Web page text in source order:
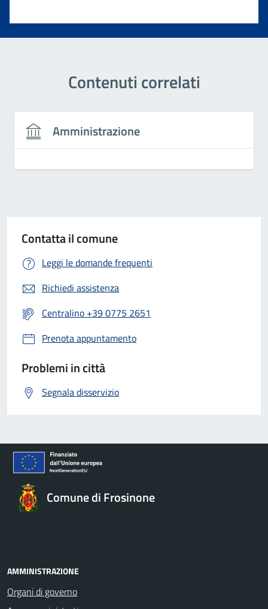
Contenuti correlati
Amministrazione
Contatta il comune
Leggi le domande frequenti
Richiedi assistenza
Centralino +39 0775 2651
Prenota appuntamento
Problemi in città
Segnala disservizio
Comune di Frosinone
AMMINISTRAZIONE
Organi di governo